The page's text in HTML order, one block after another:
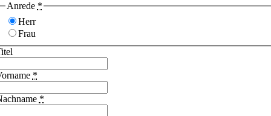
Anrede *
Herr
Frau
*
*